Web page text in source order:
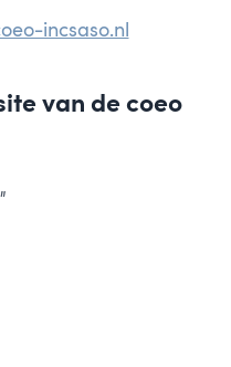
incsaso.nl
van de coeo